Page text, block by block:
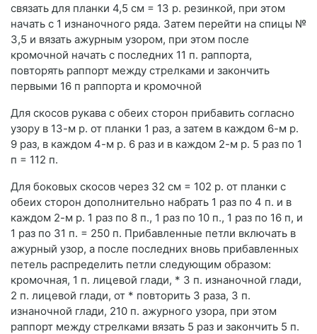
связать для планки 4,5 см = 13 р. резинкой, при этом
начать с 1 изнаночного ряда. Затем перейти на спицы №
3,5 и вязать ажурным узором, при этом после
кромочной начать с последних 11 п. раппорта,
повторять раппорт между стрелками и закончить
первыми 16 п раппорта и кромочной
Для скосов рукава с обеих сторон прибавить согласно
узору в 13-м р. от планки 1 раз, а затем в каждом 6-м р.
9 раз, в каждом 4-м р. 6 раз и в каждом 2-м р. 5 раз по 1
п = 112 п.
Для боковых скосов через 32 см = 102 р. от планки с
обеих сторон дополнительно набрать 1 раз по 4 п. и в
каждом 2-м р. 1 раз по 8 п., 1 раз по 10 п., 1 раз по 16 п, и
1 раз по 31 п. = 250 п. Прибавленные петли включать в
ажурный узор, а после последних вновь прибавленных
петель распределить петли следующим образом:
кромочная, 1 п. лицевой глади, * 3 п. изнаночной глади,
2 п. лицевой глади, от * повторить 3 раза, 3 п.
изнаночной глади, 210 п. ажурного узора, при этом
раппорт между стрелками вязать 5 раз и закончить 5 п.